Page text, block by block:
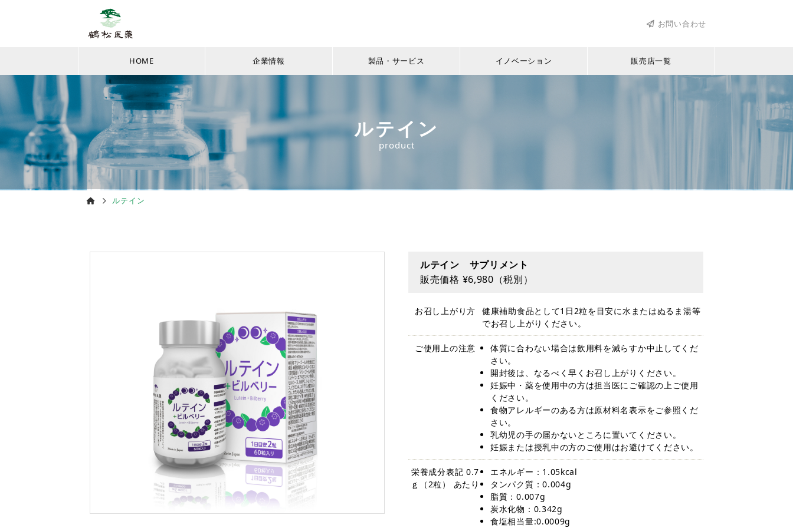
お問い合わせ
HOME 企業情報 製品・サービス イノベーション 販売店一覧
ルテイン
product
ルテイン
ルテイン サプリメント
販売価格 ¥6,980（税別）
お召し上がり方
健康補助食品として1日2粒を目安に水またはぬるま湯等
でお召し上がりください。
ご使用上の注意
体質に合わない場合は飲用料を減らすか中止してくだ
さい。
開封後は、なるべく早くお召し上がりください。
妊娠中・薬を使用中の方は担当医にご確認の上ご使用
ください。
食物アレルギーのある方は原材料名表示をご参照くだ
さい。
乳幼児の手の届かないところに置いてください。
妊娠または授乳中の方のご使用はお避けてください。
栄養成分表記 0.7
ｇ（2粒） あたり
エネルギー：1.05kcal
タンパク質：0.004g
脂質：0.007g
炭水化物：0.342g
食塩相当量:0.0009g